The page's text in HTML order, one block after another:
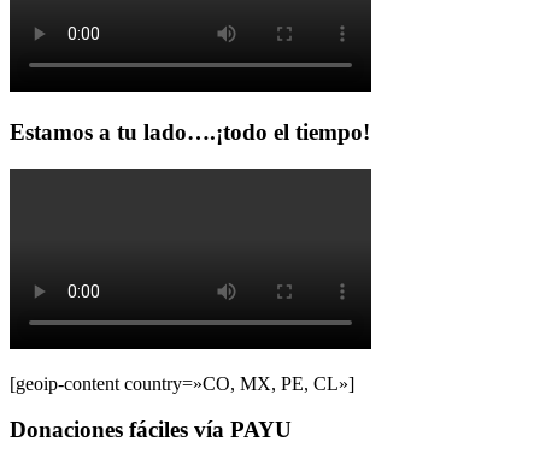
Estamos a tu lado….¡todo el tiempo!
[geoip-content country=»CO, MX, PE, CL»]
Donaciones fáciles vía PAYU